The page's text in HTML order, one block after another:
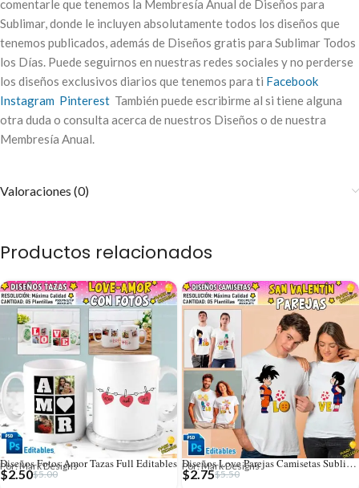
comentarle que tenemos la Membresía Anual de Diseños para
Sublimar, donde le incluyen absolutamente todos los diseños que
tenemos publicados, además de Diseños gratis para Sublimar Todos
los Días. Puede seguirnos en nuestras redes sociales y no perderse
los diseños exclusivos diarios que tenemos para ti Facebook
Instagram Pinterest También puede escribirme al si tiene alguna
otra duda o consulta acerca de nuestros Diseños o de nuestra
Membresía Anual.
Valoraciones (0)
Productos relacionados
Diseños Fotos Amor Tazas Full Editables
Por: Mark Designs
$5.00
$2.50
Diseños Love Parejas Camisetas Sublimación
Por: Mark Designs
$5.50
$2.75